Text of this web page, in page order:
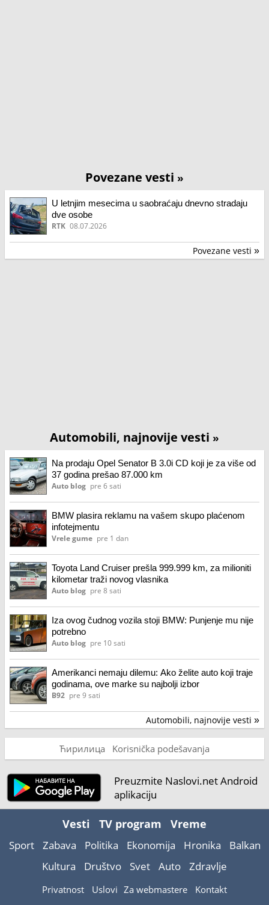
Povezane vesti »
U letnjim mesecima u saobraćaju dnevno stradaju
dve osobe
RTK 08.07.2026
Povezane vesti »
Automobili, najnovije vesti »
Na prodaju Opel Senator B 3.0i CD koji je za više od
37 godina prešao 87.000 km
Auto blog pre 6 sati
BMW plasira reklamu na vašem skupo plaćenom
infotejmentu
Vrele gume pre 1 dan
Toyota Land Cruiser prešla 999.999 km, za milioniti
kilometar traži novog vlasnika
Auto blog pre 8 sati
Iza ovog čudnog vozila stoji BMW: Punjenje mu nije
potrebno
Auto blog pre 10 sati
Amerikanci nemaju dilemu: Ako želite auto koji traje
godinama, ove marke su najbolji izbor
B92 pre 9 sati
Automobili, najnovije vesti »
Ћирилица Korisnička podešavanja
Preuzmite Naslovi.net Android
aplikaciju
Vesti TV program Vreme
Sport Zabava Politika Ekonomija Hronika
Balkan
Kultura
Društvo Svet Auto Zdravlje
Privatnost Uslovi Za webmastere Kontakt